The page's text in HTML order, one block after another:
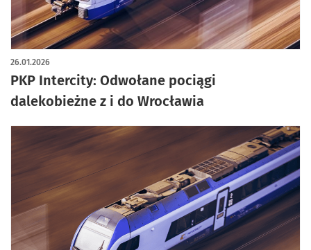
PKP Intercity: Odwołane pociągi
dalekobieżne z i do Wrocławia
26.01.2026